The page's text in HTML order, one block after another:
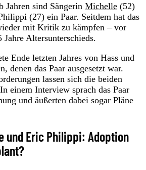
Jahren sind Sängerin Michelle (52)
(27) ein Paar. Seitdem hat das
mit Kritik zu kämpfen – vor
Altersunterschieds.
Ende letzten Jahres von Hass und
denen das Paar ausgesetzt war.
lassen sich die beiden
einem Interview sprach das Paar
und äußerten dabei sogar Pläne
und Eric Philippi: Adoption